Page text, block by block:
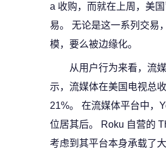
a 收购，而就在上周，美
易。 无论是这一系列交易
模，要么被边缘化。
从用户行为来看，流
示，流媒体在美国电视总
21%。 在流媒体平台中，
位居其后。 Roku 自营的
考虑到其平台本身承载了